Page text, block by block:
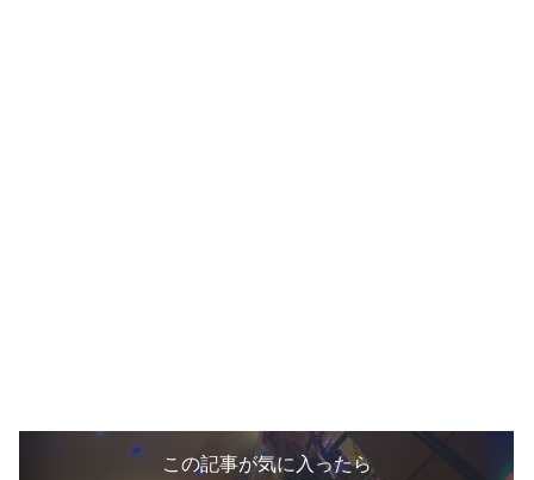
この記事が気に入ったら